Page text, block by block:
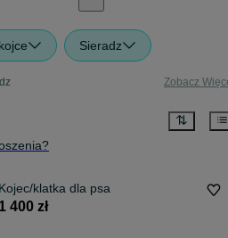
Sieradz
Zobacz
Kojec/klatka dla psa
1 400 zł